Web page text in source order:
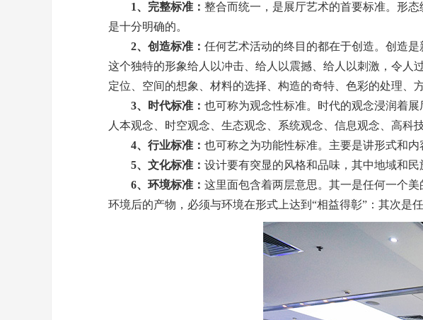
1、完整标准： 整合而统一，是展厅艺术的首要标准。形
是十分明确的。
2、创造标准： 任何艺术活动的终目的都在于创造。创造
这个独特的形象给人以冲击、给人以震撼、给人以刺激，令人
定位、空间的想象、材料的选择、构造的奇特、色彩的处理、
3、时代标准： 也可称为观念性标准。时代的观念浸润着
人本观念、时空观念、生态观念、系统观念、信息观念、高科
4、行业标准： 也可称之为功能性标准。主要是讲形式和内
5、文化标准： 设计要有突显的风格和品味，其中地域和
6、环境标准： 这里面包含着两层意思。其一是任何一个
环境后的产物，必须与环境在形式上达到“相益得彰”：其次是